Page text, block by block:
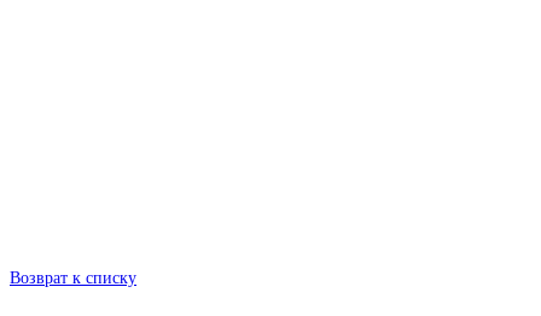
Возврат к списку